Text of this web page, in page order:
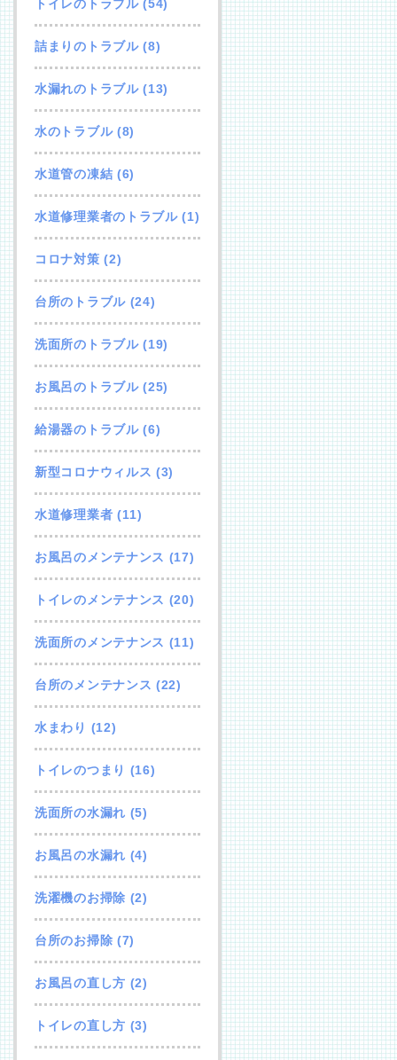
トイレのトラブル(54)
詰まりのトラブル(8)
水漏れのトラブル(13)
水のトラブル(8)
水道管の凍結 (6)
水道修理業者のトラブル(1)
コロナ対策 (2)
台所のトラブル(24)
洗面所のトラブル(19)
お風呂のトラブル(25)
給湯器のトラブル(6)
新型コロナウィルス (3)
水道修理業者 (11)
お風呂のメンテナンス (17)
トイレのメンテナンス (20)
洗面所のメンテナンス (11)
台所のメンテナンス (22)
水まわり (12)
トイレのつまり (16)
洗面所の水漏れ (5)
お風呂の水漏れ (4)
洗濯機のお掃除 (2)
台所のお掃除 (7)
お風呂の直し方 (2)
トイレの直し方 (3)